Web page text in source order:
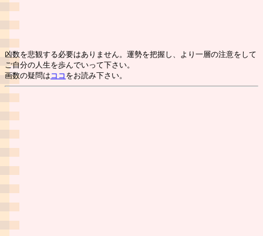
凶数を悲観する必要はありません。運勢を把握し、より一層の注意をして
ご自分の人生を歩んでいって下さい。
画数の疑問は ココ をお読み下さい。